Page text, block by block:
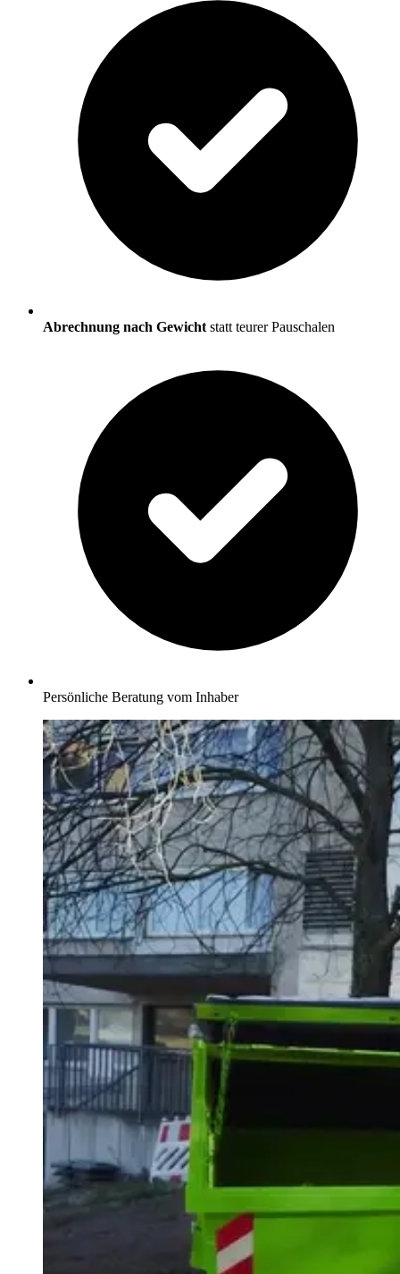
Abrechnung nach Gewicht statt teurer Pauschalen
Persönliche Beratung vom Inhaber